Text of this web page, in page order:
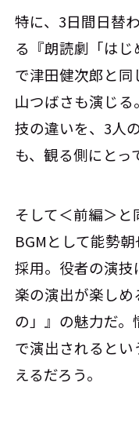
特に、3日間日替
る『朗読劇「は
で津田健次郎と
山つばさも演じ
技の違いを、3人
も、観る側にとっ
そして＜前編＞
BGMとして能勢
採用。役者の演
楽の演出が楽し
の」』の魅力だ
で演出されるとい
えるだろう。